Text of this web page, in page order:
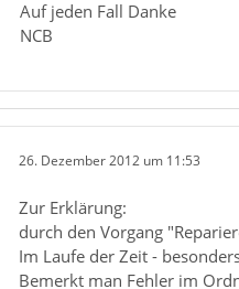
Auf jeden Fall Danke
NCB
26. Dezember 2012 um 11:53
Zur Erklärung:
durch den Vorgang
Im Laufe der Zeit -
Bemerkt man Fehler im